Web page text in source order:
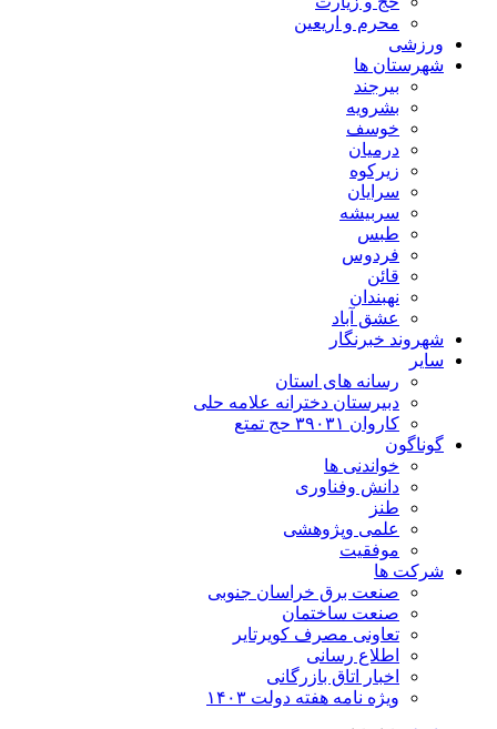
محرم و اریعین
ورزشی
شهرستان ها
بیرجند
بشرویه
خوسف
درمیان
زیرکوه
سرایان
سربیشه
طبس
فردوس
قائن
نهبندان
عشق آباد
شهروند خبرنگار
سایر
رسانه های استان
دبیرستان دخترانه علامه حلی
کاروان ۳۹۰۳۱ حج تمتع
گوناگون
خواندنی ها
دانش وفناوری
طنز
علمی وپژوهشی
موفقیت
شرکت ها
صنعت برق خراسان جنوبی
صنعت ساختمان
تعاونی مصرف کویرتایر
اطلاع رسانی
اخبار اتاق بازرگانی
ویژه نامه هفته دولت ۱۴۰۳